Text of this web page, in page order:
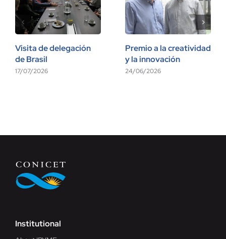
Visita de delegación
de Brasil
17/07/2026
Premio a la creatividad
y la innovación
24/06/2026
Institutional